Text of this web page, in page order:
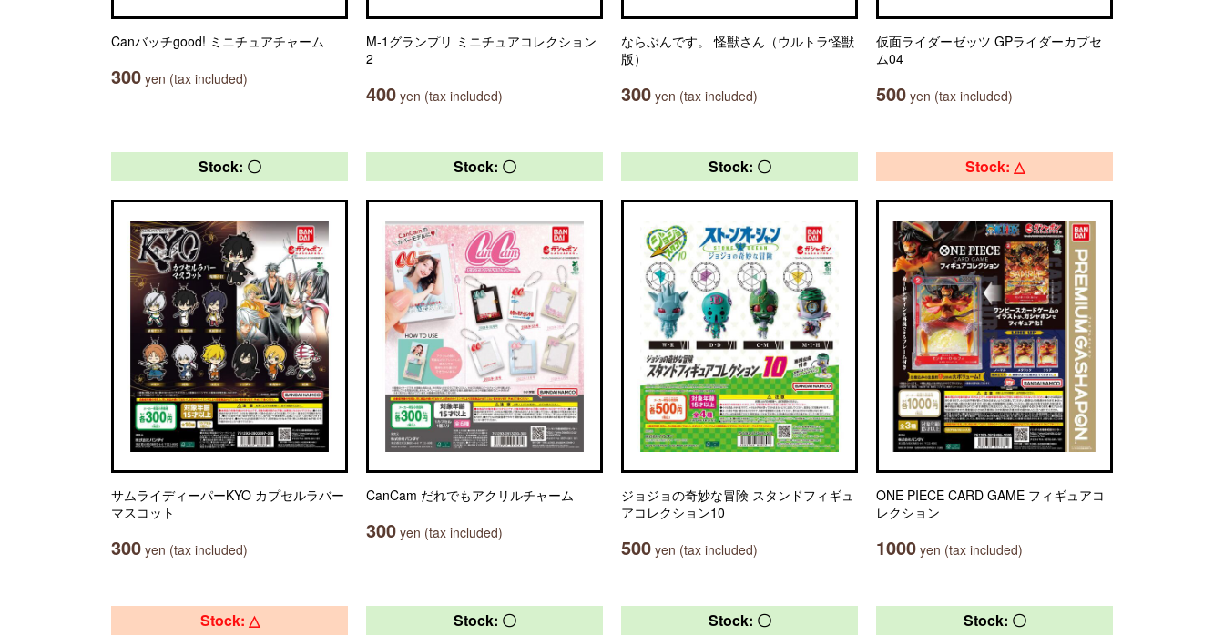
Canバッチgood! ミニチュアチャーム
300 yen (tax included)
M-1グランプリ ミニチュアコレクション
2
400 yen (tax included)
ならぶんです。 怪獣さん（ウルトラ怪獣
版）
300 yen (tax included)
仮面ライダーゼッツ GPライダーカプセ
ム04
500 yen (tax included)
Stock: 〇
サムライディーパーKYO カプセルラバー
マスコット
300 yen (tax included)
Stock: 〇
CanCam だれでもアクリルチャーム
300 yen (tax included)
Stock: 〇
ジョジョの奇妙な冒険 スタンドフィギュ
アコレクション10
500 yen (tax included)
Stock: △
ONE PIECE CARD GAME フィギュアコ
レクション
1000 yen (tax included)
Stock: △ Stock: 〇 Stock: 〇 Stock: 〇